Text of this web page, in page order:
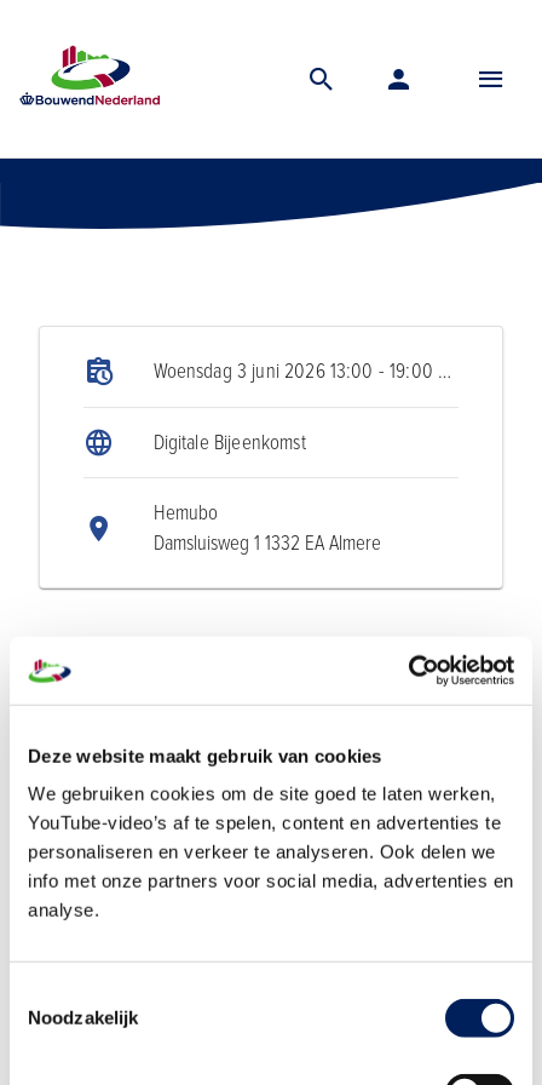
Deze website maakt gebruik van cookies
We gebruiken cookies om de site goed te laten werken,
YouTube-video’s af te spelen, content en advertenties te
personaliseren en verkeer te analyseren. Ook delen we
info met onze partners voor social media, advertenties en
analyse.
Noodzakelijk
Vereniging
Woensdag 3 juni 2026 13:00 - 19:00 uur
Digitale Bijeenkomst
Hemubo
Damsluisweg 1 1332 EA Almere
Programma
13:30 uur Algemene Ledenvergadering
15:30 uur Vertrek naar Almere Underground
16:00 uur